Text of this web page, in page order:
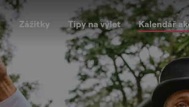
Zážitky Tipy na výlet Kalendář